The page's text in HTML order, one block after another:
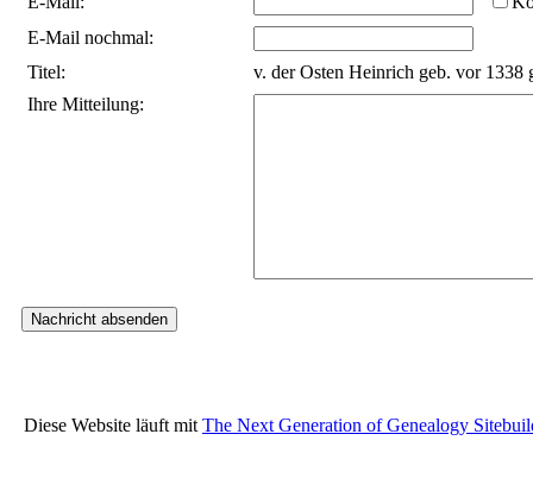
E-Mail nochmal:
Titel:
v. der Osten Heinrich geb. vor 1338
Ihre Mitteilung:
Diese Website läuft mit The Next Generation of Genealogy